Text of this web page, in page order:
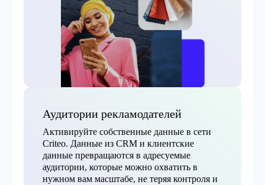
Аудитории рекламодателей
Активируйте собственные данные в сети
Criteo. Данные из CRM и клиентские
данные превращаются в адресуемые
аудитории, которые можно охватить в
нужном вам масштабе, не теряя контроля и